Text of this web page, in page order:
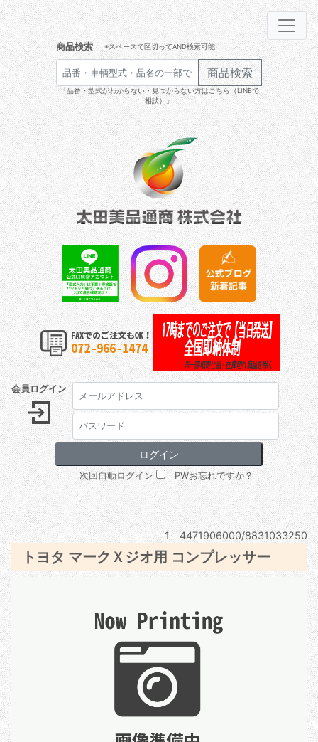
商品検索 ※スペースで区切ってAND検索可能
商品検索
「品番・型式がわからない・見つからない方はこちら（LINEで
相談）」
会員ログイン
次回自動ログイン PWお忘れですか？
1 4471906000/8831033250
トヨタ マークＸジオ用 コンプレッサー